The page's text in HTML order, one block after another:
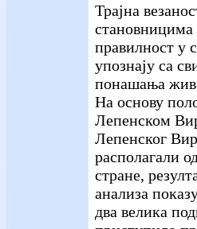
Трајна
становницима
правилност у
упознају са
понашања
На основу
Лепенском
Лепенског
располагали
стране,
анализа
два велика